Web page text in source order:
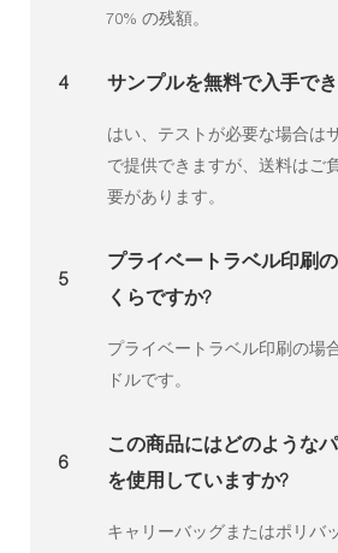
70% の残額。
4 サンプルを無料で入手で
はい、テストが必要な場合は
で提供できますが、送料はご
要があります。
5
プライベートラベル印刷
くらですか?
プライベートラベル印刷の場
ドルです。
6
この商品にはどのような
を使用していますか?
キャリーバッグまたはポリバ